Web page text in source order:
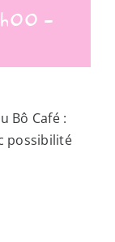
-
Bô Café :
possibilité